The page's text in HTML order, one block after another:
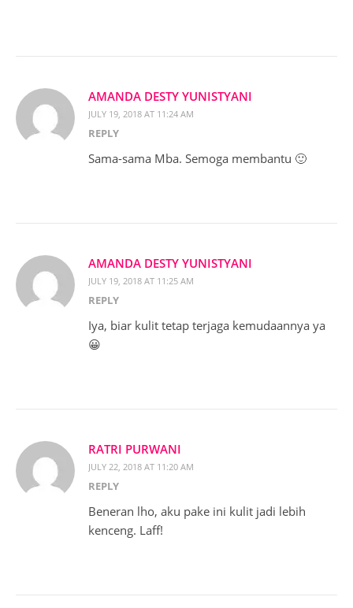
AMANDA DESTY YUNISTYANI
JULY 19, 2018 AT 11:24 AM
REPLY
Sama-sama Mba. Semoga membantu 🙂
AMANDA DESTY YUNISTYANI
JULY 19, 2018 AT 11:25 AM
REPLY
Iya, biar kulit tetap terjaga kemudaannya ya
😀
RATRI PURWANI
JULY 22, 2018 AT 11:20 AM
REPLY
Beneran lho, aku pake ini kulit jadi lebih
kenceng. Laff!